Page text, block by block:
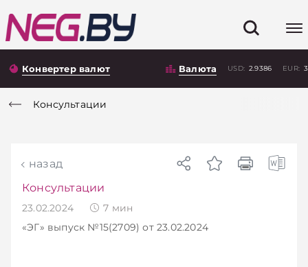
Конвертер валют Валюта USD: 2.9386 EUR:
Консультации
назад
Консультации
23.02.2024 7 мин
«ЭГ» выпуск №15(2709) от 23.02.2024